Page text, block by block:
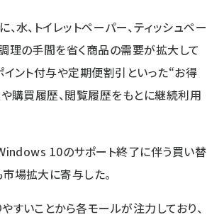
、トイレットペーパー、ティッシュペー
理の手間を省く商品の需要が拡大して
イント付与や定期便割引といった“お得
購買履歴、閲覧履歴をもとに継続利用
10のサポート終了に伴う買い替
場拡大に寄与した。
いことから各モールが注力しており、